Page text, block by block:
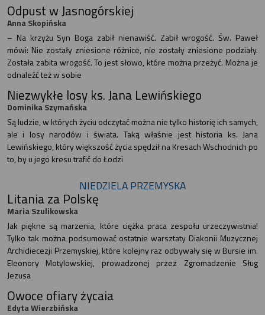
Odpust w Jasnogórskiej
Anna Skopińska
– Na krzyżu Syn Boga zabił nienawiść. Zabił wrogość. Św. Paweł
mówi: Nie zostały zniesione różnice, nie zostały zniesione podziały.
Została zabita wrogość. To jest słowo, które można przeżyć. Można je
odnaleźć też w sobie
Niezwykłe losy ks. Jana Lewińskiego
Dominika Szymańska
Są ludzie, w których życiu odczytać można nie tylko historię ich samych,
ale i losy narodów i świata. Taką właśnie jest historia ks. Jana
Lewińskiego, który większość życia spędził na Kresach Wschodnich po
to, by u jego kresu trafić do Łodzi
NIEDZIELA PRZEMYSKA
Litania za Polskę
Maria Szulikowska
Jak piękne są marzenia, które ciężka praca zespołu urzeczywistnia!
Tylko tak można podsumować ostatnie warsztaty Diakonii Muzycznej
Archidiecezji Przemyskiej, które kolejny raz odbywały się w Bursie im.
Eleonory Motylowskiej, prowadzonej przez Zgromadzenie Sług
Jezusa
Owoce ofiary życaia
Edyta Wierzbińska